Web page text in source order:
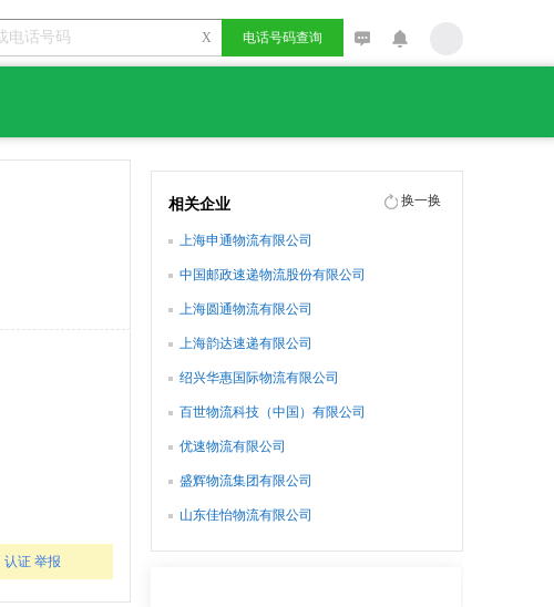
X 电话号码查询
认证 举报
相关企业 换一换
上海申通物流有限公司
中国邮政速递物流股份有限公司
上海圆通物流有限公司
上海韵达速递有限公司
绍兴华惠国际物流有限公司
百世物流科技（中国）有限公司
优速物流有限公司
盛辉物流集团有限公司
山东佳怡物流有限公司